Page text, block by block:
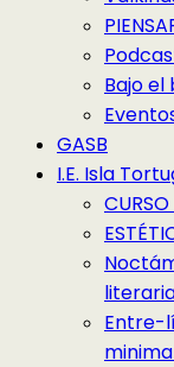
Bajo el
GASB
I.E. Isla
Entre-